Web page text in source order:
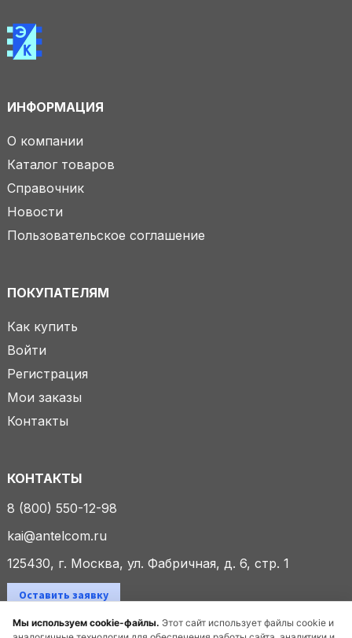
Мы используем cookie-файлы. Этот сайт использует файлы cookie и
ИНФОРМАЦИЯ
О компании
Каталог товаров
Справочник
Новости
Пользовательское соглашение
ПОКУПАТЕЛЯМ
Как купить
Войти
Регистрация
Мои заказы
Контакты
КОНТАКТЫ
8 (800) 550-12-98
kai@antelcom.ru
125430, г. Москва, ул. Фабричная, д. 6, стр. 1
Оставить заявку